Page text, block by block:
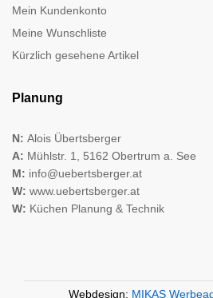
Mein Kundenkonto
Meine Wunschliste
Kürzlich gesehene Artikel
Planung
N: Alois Übertsberger
A: Mühlstr. 1, 5162 Obertrum a. See
M: info@uebertsberger.at
W: www.uebertsberger.at
W: Küchen Planung & Technik
Webdesign: MIKAS